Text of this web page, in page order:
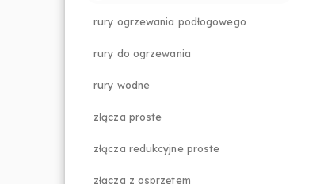
rury ogrzewania podłogowego
rury do ogrzewania
rury wodne
złącza proste
złącza redukcyjne proste
złącza z osprzętem